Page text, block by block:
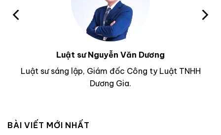
Luật sư Nguyễn Văn Dương
Luật sư sáng lập, Giám đốc Công ty Luật TNHH
Dương Gia.
BÀI VIẾT MỚI NHẤT